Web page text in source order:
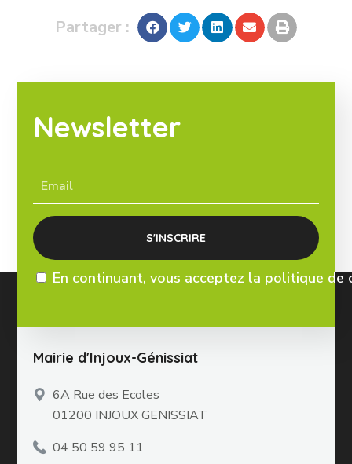
Partager :
Newsletter
En continuant, vous acceptez la politique
Mairie d'Injoux-Génissiat
6A Rue des Ecoles
01200 INJOUX GENISSIAT
04 50 59 95 11